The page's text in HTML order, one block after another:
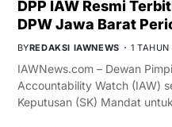
DPP IAW Resmi
DPW Jawa Barat
BYREDAKSI IAWNEWS 1 TAHUN
IAWNews.com – Dewan
Accountability Watch (IAW)
Keputusan (SK) Mandat